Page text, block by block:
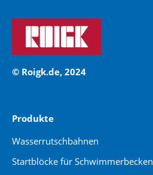
© Roigk.de, 2024
Produkte
Wasserrutschbahnen
Startblöcke für Schwimmerbecken